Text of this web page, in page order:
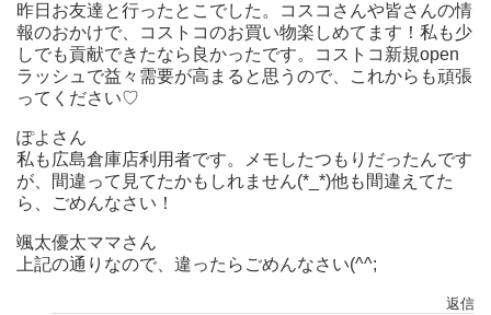
昨日お友達と行ったとこでした。コスコさんや皆さんの情
報のおかけで、コストコのお買い物楽しめてます！私も少
しでも貢献できたなら良かったです。コストコ新規open
ラッシュで益々需要が高まると思うので、これからも頑張
ってください♡
ぽよさん
私も広島倉庫店利用者です。メモしたつもりだったんです
が、間違って見てたかもしれません(*_*)他も間違えてた
ら、ごめんなさい！
颯太優太ママさん
上記の通りなので、違ったらごめんなさい(^^;
返信